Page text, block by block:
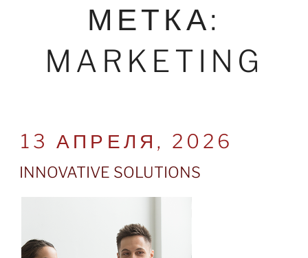
МЕТКА:
MARKETING
POSTED
ON
13 АПРЕЛЯ, 2026
INNOVATIVE SOLUTIONS